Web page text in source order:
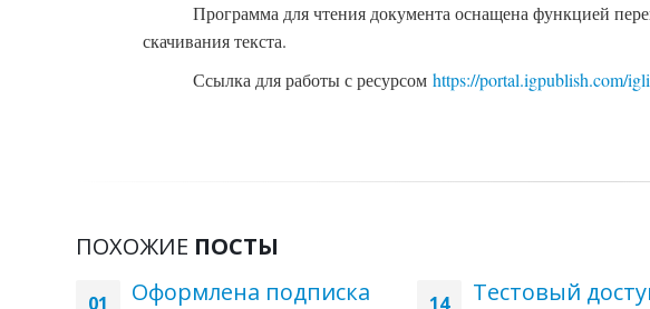
Программа для чтения документа оснащена функцией
скачивания текста.
Ссылка для работы с ресурсом https://portal.igpublish.com/
ПОХОЖИЕ ПОСТЫ
01
Оформлена подписка
14
Тестовый